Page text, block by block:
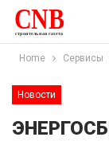
Home Сервисы
Новости